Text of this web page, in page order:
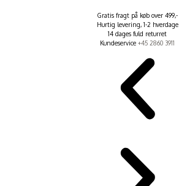
Gratis fragt på køb over 499,-
Hurtig levering, 1-2 hverdage
14 dages fuld returret
Kundeservice +45 2860 3911